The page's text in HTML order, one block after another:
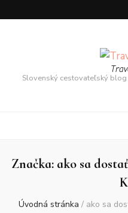
Slovenský cestovateľský blog |
Značka: ako sa
Úvodná stránka / ako sa